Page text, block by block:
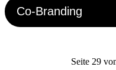
Co-Branding
Seite 29